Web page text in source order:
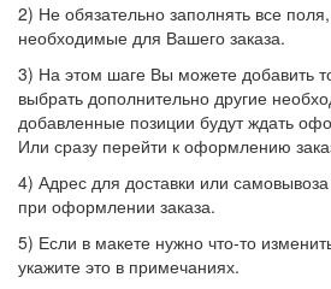
2) Не обязательно заполнять все
необходимые для Вашего заказа.
3) На этом шаге Вы можете добавить
выбрать дополнительно другие
добавленные позиции будут ждать
Или сразу перейти к оформлению
4) Адрес для доставки или
при оформлении заказа.
5) Если в макете нужно что-то
укажите это в примечаниях.